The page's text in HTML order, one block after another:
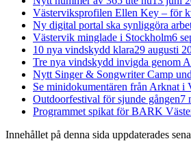
Västerviksprofilen Ellen Key – för
Ny digital portal ska synliggöra
Västervik minglade i Stockholm6
10 nya vindskydd klara29 augusti
Tre nya vindskydd invigda genom
Nytt Singer & Songwriter Camp
Se minidokumentären från Arknat i
Outdoorfestival för sjunde gången7
Programmet spikat för BARK
Innehållet på denna sida uppdaterades